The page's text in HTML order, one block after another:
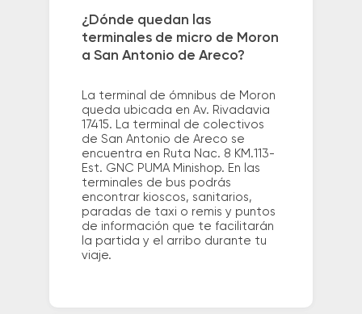
¿Dónde quedan las
terminales de micro de Moron
a San Antonio de Areco?
La terminal de ómnibus de Moron
queda ubicada en Av. Rivadavia
17415. La terminal de colectivos
de San Antonio de Areco se
encuentra en Ruta Nac. 8 KM.113-
Est. GNC PUMA Minishop. En las
terminales de bus podrás
encontrar kioscos, sanitarios,
paradas de taxi o remis y puntos
de información que te facilitarán
la partida y el arribo durante tu
viaje.